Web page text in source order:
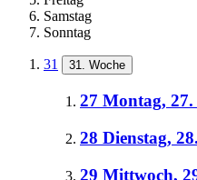
Samstag
Sonntag
31 31. Woche
27 Montag,
28 Dienstag,
29 Mittwoch,